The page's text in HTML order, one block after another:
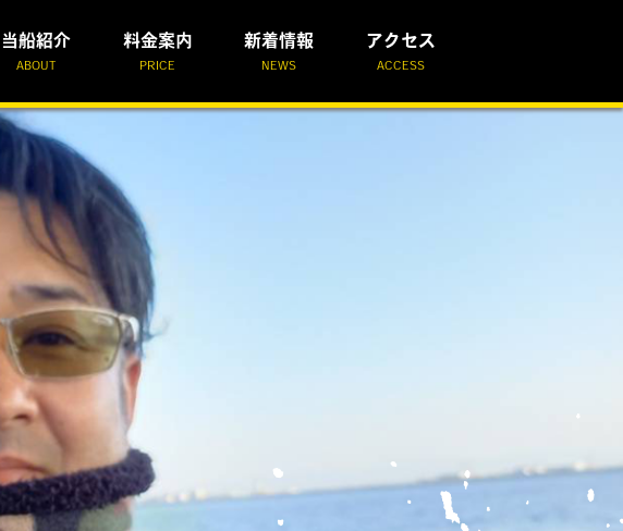
当船紹介
ABOUT
料金案内
PRICE
新着情報
NEWS
アクセス
ACCESS